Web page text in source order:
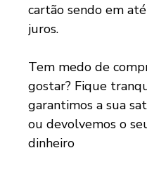
cartão sendo em
juros.
Tem medo de
gostar? Fique
garantimos a sua
ou devolvemos o
dinheiro